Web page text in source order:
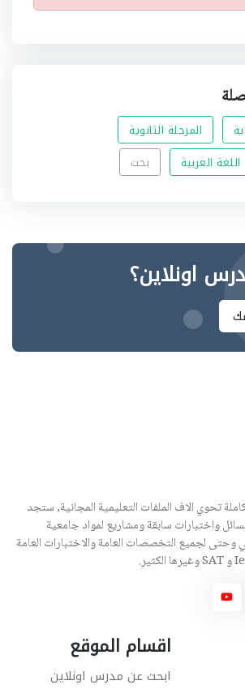
المرحلة الثانوية
اللغة العربية بحث
اونلاين؟
تحوي الاف الملفات التعليمية المجانية, ستجد
واختبارات سابقة ومشاريع لمواد جامعية
وحتى لجميع التخصصات العامة والاختبارات العامة
اقسام الموقع
ابحث عن مدرس اونلاين